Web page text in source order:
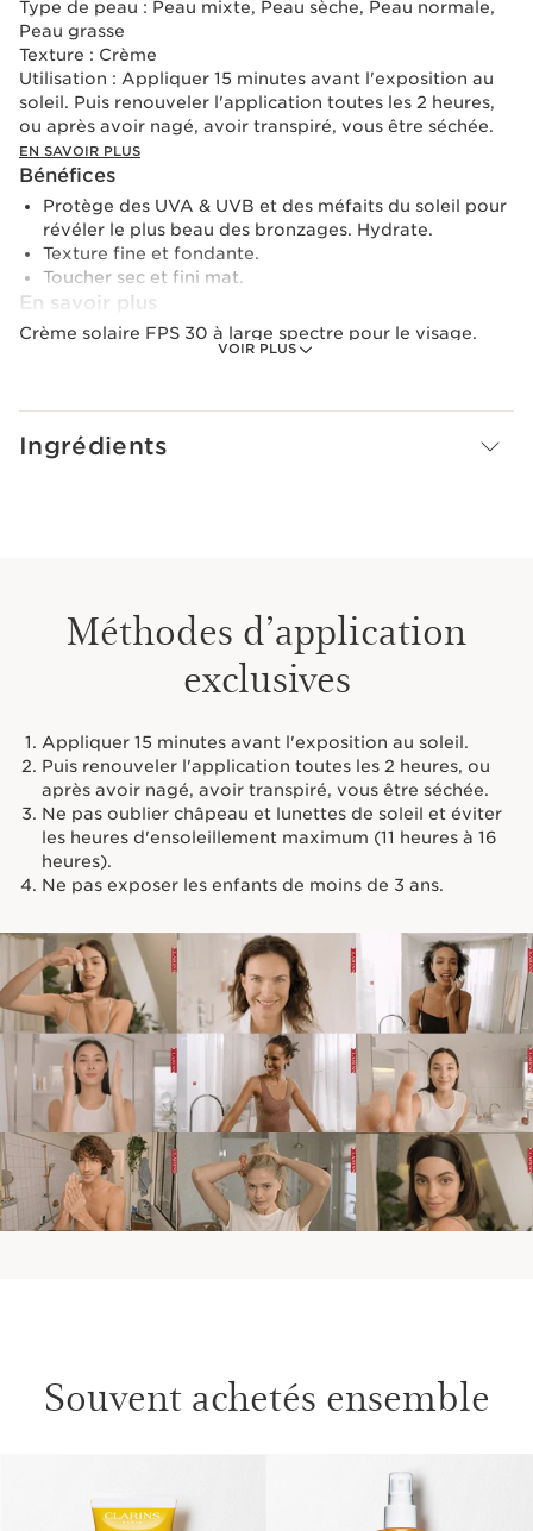
VOIR PLUS
Type de peau : Peau mixte, Peau sèche, Peau normale,
Peau grasse
Texture : Crème
Utilisation : Appliquer 15 minutes avant l'exposition au
soleil. Puis renouveler l'application toutes les 2 heures,
ou après avoir nagé, avoir transpiré, vous être séchée.
EN SAVOIR PLUS
Bénéfices
Protège des UVA & UVB et des méfaits du soleil pour
révéler le plus beau des bronzages. Hydrate.
Texture fine et fondante.
Toucher sec et fini mat.
En savoir plus
Crème solaire FPS 30 à large spectre pour le visage.
et la jeunesse de la peau :
d'or, platane et pois pour protéger la peau du
photovieillissement. L'extrait d'aloe vera apaise,
adoucit et hydrate la peau.
effluves ensoleillés de mandarine, d’orange et de cassis
s’allient aux notes chaleureuses et raffinées de pivoine
et de santal.
Le plus Clarins
Respecte la peau
[SunPlantComplex]
Enrichi en extraits de plantes
Ingrédients
Méthodes d’application
exclusives
Appliquer 15 minutes avant l'exposition au soleil.
Puis renouveler l'application toutes les 2 heures, ou
après avoir nagé, avoir transpiré, vous être séchée.
Ne pas oublier châpeau et lunettes de soleil et éviter
les heures d'ensoleillement maximum (11 heures à 16
heures).
Ne pas exposer les enfants de moins de 3 ans.
Souvent achetés ensemble